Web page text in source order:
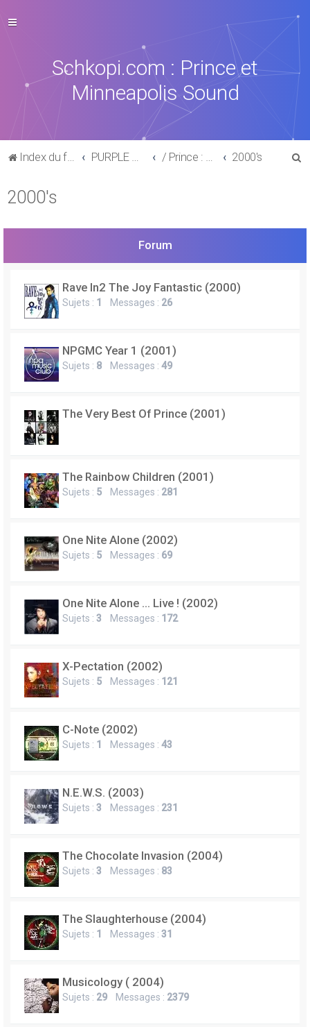
Schkopi.com : Prince et
Minneapolis Sound
Index du forum PURPLE MUSIC / Prince : La discographie officielle 2000's
2000's
Forum
Rave In2 The Joy Fantastic (2000)
Sujets : 1 Messages : 26
NPGMC Year 1 (2001)
Sujets : 8 Messages : 49
The Very Best Of Prince (2001)
The Rainbow Children (2001)
Sujets : 5 Messages : 281
One Nite Alone (2002)
Sujets : 5 Messages : 69
One Nite Alone ... Live ! (2002)
Sujets : 3 Messages : 172
X-Pectation (2002)
Sujets : 5 Messages : 121
C-Note (2002)
Sujets : 1 Messages : 43
N.E.W.S. (2003)
Sujets : 3 Messages : 231
The Chocolate Invasion (2004)
Sujets : 3 Messages : 83
The Slaughterhouse (2004)
Sujets : 1 Messages : 31
Musicology ( 2004)
Sujets : 29 Messages : 2379